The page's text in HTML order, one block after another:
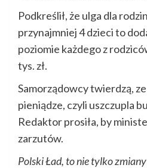
Podkreślił, że ulga dla
przynajmniej 4 dzieci to
poziomie każdego z
tys. zł.
Samorządowcy twierdzą,
pieniądze, czyli uszczupla
Redaktor prosiła, by
zarzutów.
Polski Ład, to nie tylko